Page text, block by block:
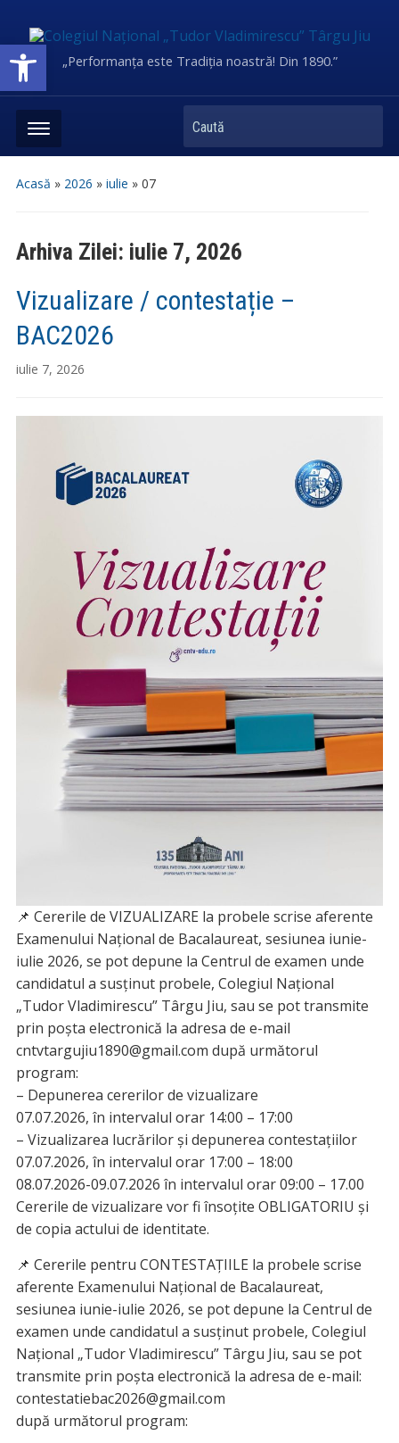
Deschide bara de unelte„Performanța este Tradiția noastră! Din 1890.”
Caută
Acasă » 2026 » iulie » 07
Arhiva Zilei: iulie 7, 2026
Vizualizare / contestație –
BAC2026
iulie 7, 2026
📌 Cererile de VIZUALIZARE la probele scrise aferente
Examenului Național de Bacalaureat, sesiunea iunie-
iulie 2026, se pot depune la Centrul de examen unde
candidatul a susținut probele, Colegiul Național
„Tudor Vladimirescu” Târgu Jiu, sau se pot transmite
prin poșta electronică la adresa de e-mail
cntvtargujiu1890@gmail.com după următorul
program:
– Depunerea cererilor de vizualizare
07.07.2026, în intervalul orar 14:00 – 17:00
– Vizualizarea lucrărilor și depunerea contestațiilor
07.07.2026, în intervalul orar 17:00 – 18:00
08.07.2026-09.07.2026 în intervalul orar 09:00 – 17.00
Cererile de vizualizare vor fi însoțite OBLIGATORIU și
de copia actului de identitate.
📌 Cererile pentru CONTESTAȚIILE la probele scrise
aferente Examenului Național de Bacalaureat,
sesiunea iunie-iulie 2026, se pot depune la Centrul de
examen unde candidatul a susținut probele, Colegiul
Național „Tudor Vladimirescu” Târgu Jiu, sau se pot
transmite prin poșta electronică la adresa de e-mail:
contestatiebac2026@gmail.com
după următorul program: